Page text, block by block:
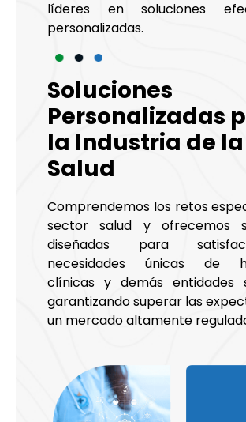
líderes en soluciones
personalizadas.
Soluciones
Personalizadas
la Industria de la
Salud
Comprendemos los retos
sector salud y ofrecemos
diseñadas para
necesidades únicas de
clínicas y demás entidades
garantizando superar las
un mercado altamente